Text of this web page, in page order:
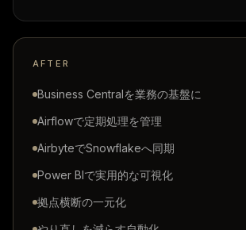
AFTER
Business Centralを業務の基盤に
Airflowで定期処理を管理
AirbyteでSnowflakeへ同期
Power BIで実用的な可視化
拠点横断の一元化